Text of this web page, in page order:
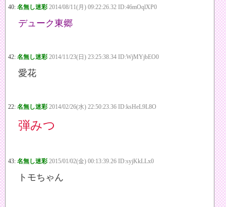
40: 名無し迷彩 2014/08/11(月) 09:22:26.32 ID:46mOqlXP0
デューク東郷
42: 名無し迷彩 2014/11/23(日) 23:25:38.34 ID:WjMYjbEO0
愛花
22: 名無し迷彩 2014/02/26(水) 22:50:23.36 ID:ksHeL9L8O
弾みつ
43: 名無し迷彩 2015/01/02(金) 00:13:39.26 ID:syjKkLLx0
トモちゃん